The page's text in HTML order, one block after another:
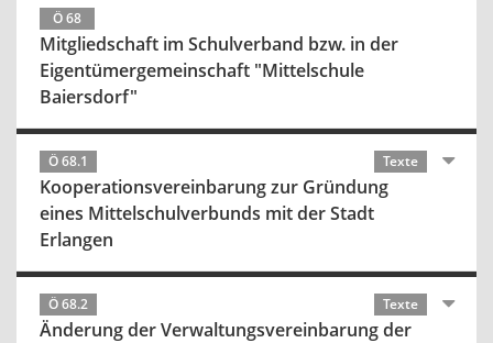
Ö 68
Mitgliedschaft im Schulverband bzw. in der
Eigentümergemeinschaft "Mittelschule
Baiersdorf"
Ö 68.1 Texte
Kooperationsvereinbarung zur Gründung
eines Mittelschulverbunds mit der Stadt
Erlangen
Ö 68.2 Texte
Änderung der Verwaltungsvereinbarung der